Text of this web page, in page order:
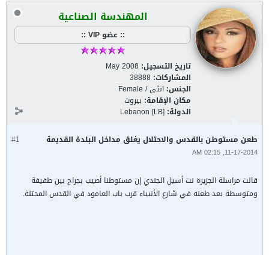
المهندسة الصناعية
:: عضو VIP ::
تاريخ التسجيل: May 2008
المشاركات: 38888
الجنس: انثى / Female
مكان الإقامة: بيروت
الدولة: Lebanon [LB]
#1 طعن مستوطن بالقدس والاحتلال يغلق مداخل البلدة القديمة
11-17-2014, 02:15 AM
قالت مراسلة الجزيرة نت أسيل الجندي إن مستوطنا أصيب بجراح بين طفيفة
ومتوسطة بعد طعنه في شارع الأنبياء قرب باب العامود في القدس المحتلة.